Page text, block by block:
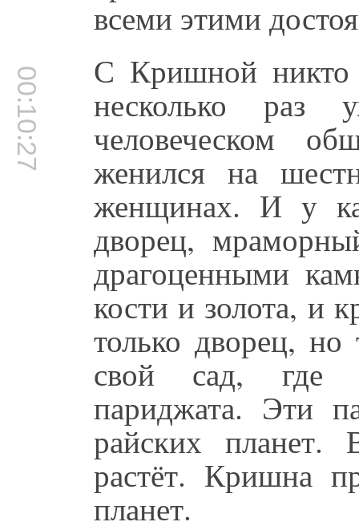
всеми этими
00:10:27 С Кришной никто
несколько
человеческом
женился на
женщинах. И у
дворец,
драгоценными
кости и золота, и
только дворец,
свой сад, где
париджата. Эти
райских
растёт. Кришна
планет.